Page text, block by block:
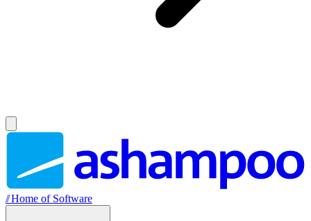
//Home of Software